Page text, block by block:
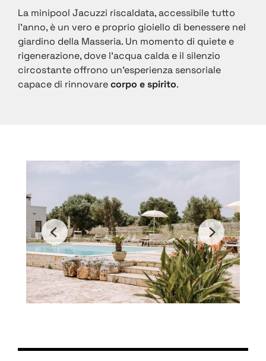
La minipool Jacuzzi riscaldata, accessibile tutto
l’anno, è un vero e proprio gioiello di benessere nel
giardino della Masseria. Un momento di quiete e
rigenerazione, dove l’acqua calda e il silenzio
circostante offrono un’esperienza sensoriale
capace di rinnovarecorpo e spirito.